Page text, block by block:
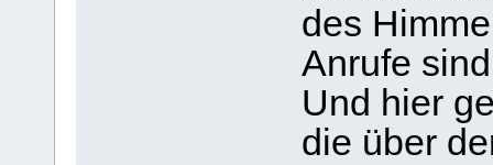
des
Anrufe
Und hier
die über